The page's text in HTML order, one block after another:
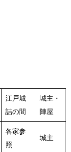
江戸城
詰の間
城主・
陣屋
各家参
照
城主